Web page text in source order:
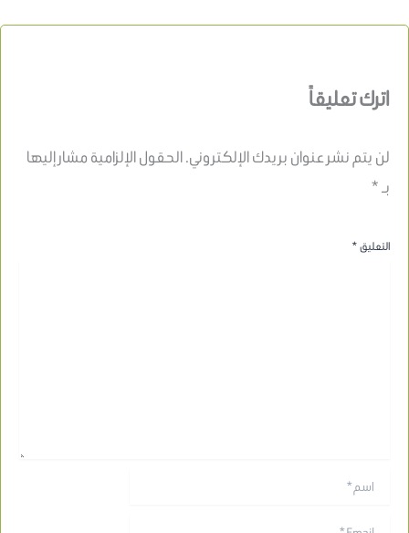
اترك تعليقاً
لن يتم نشر عنوان بريدك الإلكتروني.الحقول الإلزامية مشار إليها
بـ*
التعليق*